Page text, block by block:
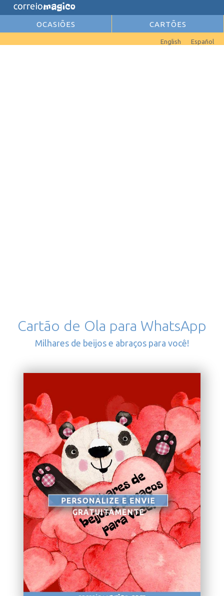
OCASIÕES CARTÕES
Español
English
Cartão de Ola para WhatsApp
Milhares de beijos e abraços para você!
PERSONALIZE E ENVIE
GRATUITAMENTE
<< Retornar